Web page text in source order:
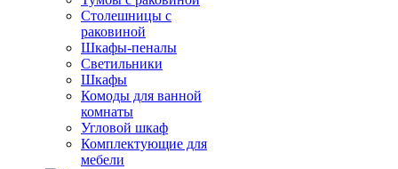
Столешницы с
раковиной
Шкафы-пеналы
Светильники
Шкафы
Комоды для ванной
комнаты
Угловой шкаф
Комплектующие для
мебели